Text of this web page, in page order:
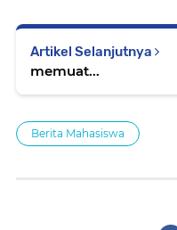
Artikel Selanjutnya
memuat...
Berita Mahasiswa